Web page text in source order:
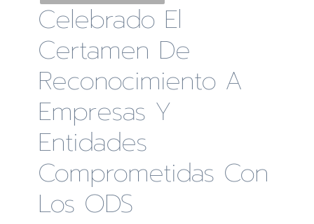
Celebrado El
Certamen De
Reconocimiento A
Empresas Y
Entidades
Comprometidas Con
Los ODS